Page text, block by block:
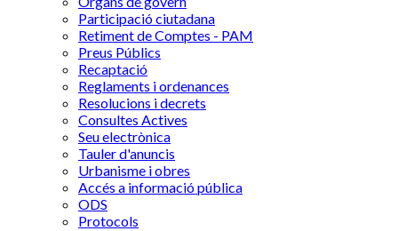
Participació ciutadana
Retiment de Comptes - PAM
Preus Públics
Recaptació
Reglaments i ordenances
Resolucions i decrets
Consultes Actives
Seu electrònica
Tauler d'anuncis
Urbanisme i obres
Accés a informació pública
ODS
Protocols